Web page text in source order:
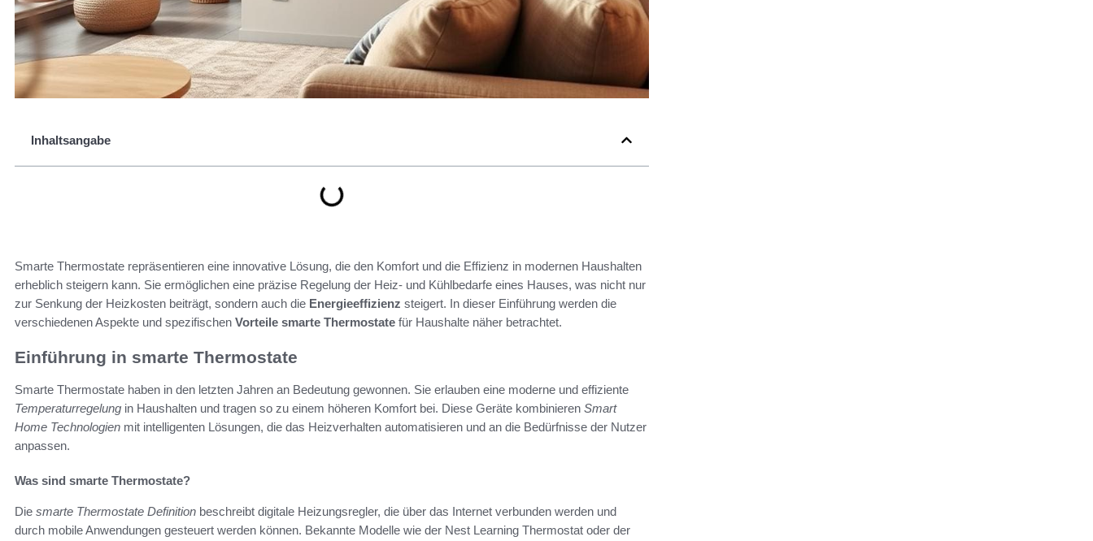
Inhaltsangabe
Smarte Thermostate repräsentieren eine innovative Lösung, die den Komfort und die Effizienz in modernen Haushalten
erheblich steigern kann. Sie ermöglichen eine präzise Regelung der Heiz- und Kühlbedarfe eines Hauses, was nicht nur
zur Senkung der Heizkosten beiträgt, sondern auch die Energieeffizienz steigert. In dieser Einführung werden die
verschiedenen Aspekte und spezifischen Vorteile smarte Thermostate für Haushalte näher betrachtet.
Einführung in smarte Thermostate
Smarte Thermostate haben in den letzten Jahren an Bedeutung gewonnen. Sie erlauben eine moderne und effiziente
Temperaturregelung in Haushalten und tragen so zu einem höheren Komfort bei. Diese Geräte kombinieren Smart
Home Technologien mit intelligenten Lösungen, die das Heizverhalten automatisieren und an die Bedürfnisse der Nutzer
anpassen.
Was sind smarte Thermostate?
Die smarte Thermostate Definition beschreibt digitale Heizungsregler, die über das Internet verbunden werden und
durch mobile Anwendungen gesteuert werden können. Bekannte Modelle wie der Nest Learning Thermostat oder der